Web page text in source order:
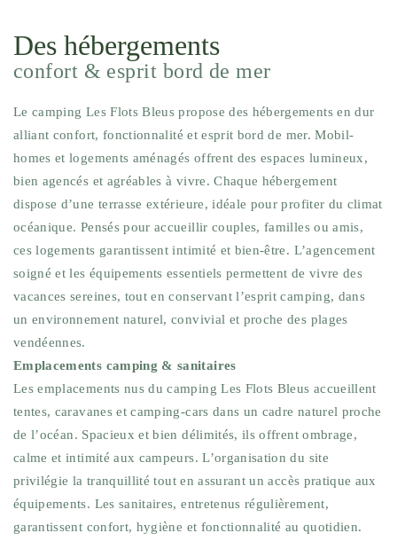
Des hébergements
confort & esprit bord de mer
Le camping Les Flots Bleus propose des hébergements en dur
alliant confort, fonctionnalité et esprit bord de mer. Mobil-
homes et logements aménagés offrent des espaces lumineux,
bien agencés et agréables à vivre. Chaque hébergement
dispose d’une terrasse extérieure, idéale pour profiter du climat
océanique. Pensés pour accueillir couples, familles ou amis,
ces logements garantissent intimité et bien-être. L’agencement
soigné et les équipements essentiels permettent de vivre des
vacances sereines, tout en conservant l’esprit camping, dans
un environnement naturel, convivial et proche des plages
vendéennes.
Emplacements camping & sanitaires
Les emplacements nus du camping Les Flots Bleus accueillent
tentes, caravanes et camping-cars dans un cadre naturel proche
de l’océan. Spacieux et bien délimités, ils offrent ombrage,
calme et intimité aux campeurs. L’organisation du site
privilégie la tranquillité tout en assurant un accès pratique aux
équipements. Les sanitaires, entretenus régulièrement,
garantissent confort, hygiène et fonctionnalité au quotidien.